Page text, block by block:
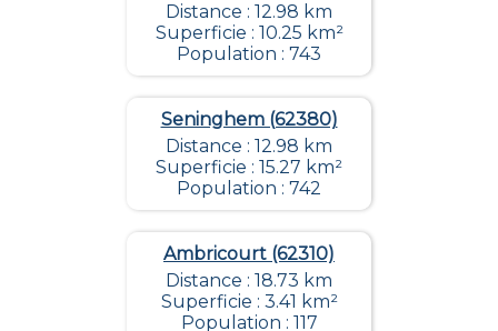
Distance : 12.98 km
Superficie : 10.25 km²
Population : 743
Seninghem (62380)
Distance : 12.98 km
Superficie : 15.27 km²
Population : 742
Ambricourt (62310)
Distance : 18.73 km
Superficie : 3.41 km²
Population : 117